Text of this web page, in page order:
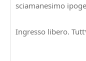
sciamanesimo
Ingresso libero.